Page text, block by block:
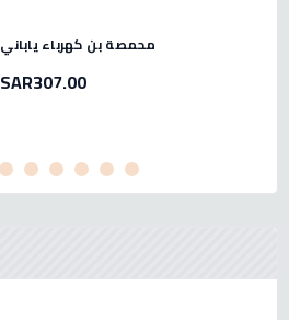
محمصة بن كهرباء ياباني
SAR307.00